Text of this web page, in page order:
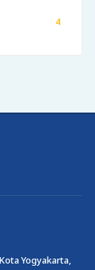
4
Yogyakarta,